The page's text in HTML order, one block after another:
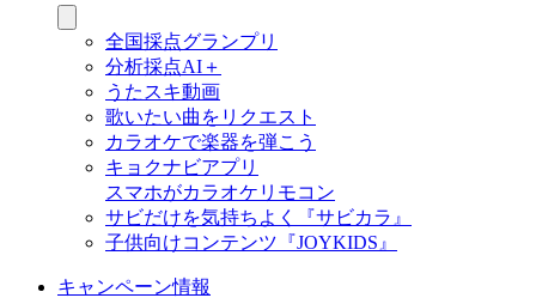
全国採点グランプリ
分析採点AI＋
うたスキ動画
歌いたい曲をリクエスト
カラオケで楽器を弾こう
キョクナビアプリ
スマホがカラオケリモコン
サビだけを気持ちよく『サビカラ』
子供向けコンテンツ『JOYKIDS』
キャンペーン情報